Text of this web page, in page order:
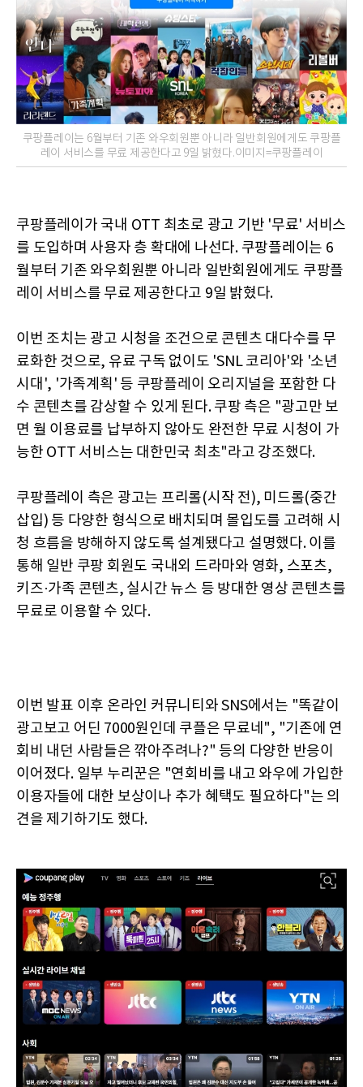
쿠팡플레이는 6월부터 기존 와우회원뿐 아니라 일반회원에게도 쿠팡플
레이 서비스를 무료 제공한다고 9일 밝혔다.이미지=쿠팡플레이
쿠팡플레이가 국내 OTT 최초로 광고 기반 '무료' 서비스
를 도입하며 사용자 층 확대에 나선다. 쿠팡플레이는 6
월부터 기존 와우회원뿐 아니라 일반회원에게도 쿠팡플
레이 서비스를 무료 제공한다고 9일 밝혔다.
이번 조치는 광고 시청을 조건으로 콘텐츠 대다수를 무
료화한 것으로, 유료 구독 없이도 'SNL 코리아'와 '소년
시대', '가족계획' 등 쿠팡플레이 오리지널을 포함한 다
수 콘텐츠를 감상할 수 있게 된다. 쿠팡 측은 "광고만 보
면 월 이용료를 납부하지 않아도 완전한 무료 시청이 가
능한 OTT 서비스는 대한민국 최초"라고 강조했다.
쿠팡플레이 측은 광고는 프리롤(시작 전), 미드롤(중간
삽입) 등 다양한 형식으로 배치되며 몰입도를 고려해 시
청 흐름을 방해하지 않도록 설계됐다고 설명했다. 이를
통해 일반 쿠팡 회원도 국내외 드라마와 영화, 스포츠,
키즈·가족 콘텐츠, 실시간 뉴스 등 방대한 영상 콘텐츠를
무료로 이용할 수 있다.
이번 발표 이후 온라인 커뮤니티와 SNS에서는 "똑같이
광고보고 어딘 7000원인데 쿠플은 무료네", "기존에 연
회비 내던 사람들은 깎아주려나?" 등의 다양한 반응이
이어졌다. 일부 누리꾼은 "연회비를 내고 와우에 가입한
이용자들에 대한 보상이나 추가 혜택도 필요하다"는 의
견을 제기하기도 했다.